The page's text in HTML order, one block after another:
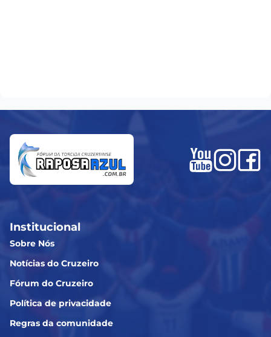
Institucional
Sobre Nós
Notícias do Cruzeiro
Fórum do Cruzeiro
Política de privacidade
Regras da comunidade